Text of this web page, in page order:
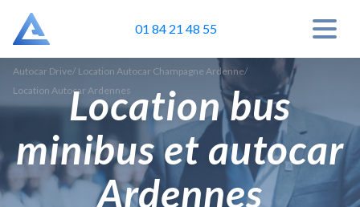
01 84 21 48 55
Autocar Drive/ Location Autocar Champagne Ardenne/
Location Autocar Ardennes
Location bus
minibus et autocar
Ardennes